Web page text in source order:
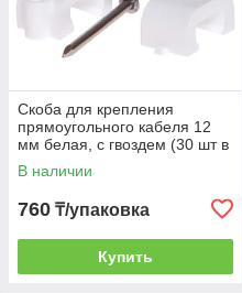
Скоба для крепления
прямоугольного кабеля 12
мм белая, с гвоздем (30 шт в
зип-локе) STARFIX
В наличии
760 ₸/упаковка
Купить